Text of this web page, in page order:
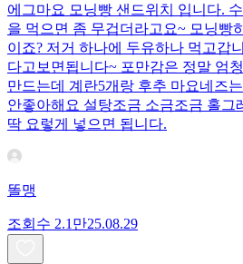
에그마요 모닝빵 샌드위치 입니다.
을 먹으면 좀 무겁더라고요~ 모닝빵
이죠? 저거 하나에 두유하나 먹고갑
다고보면됩니다~ 포만감은 정말 엄
만드는데 계란5개랑 후추 마요네즈
안좋아해요 설탕조금 소금조금 홀그
딱 요렇게 넣으면 됩니다.
똘맹
조회수 2.1만25.08.29